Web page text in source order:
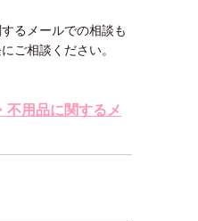
るメールでの相談も
ご相談ください。
不用品に関するメ